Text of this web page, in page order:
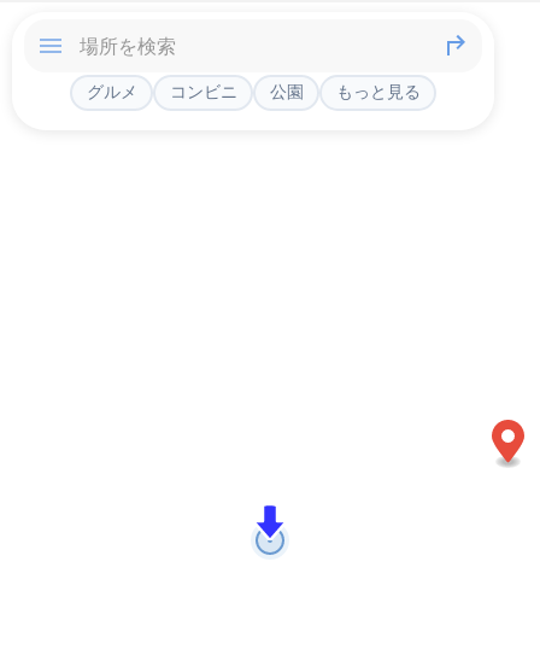
グルメ コンビニ 公園 もっと見る